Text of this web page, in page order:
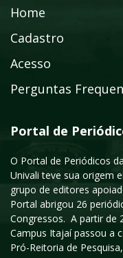
Home
Cadastro
Acesso
Perguntas
Portal de
O Portal de Periódicos
Univali teve sua origem
grupo de editores
Portal abrigou 26
Congressos. A partir de
Campus Itajaí passou a
Pró-Reitoria de